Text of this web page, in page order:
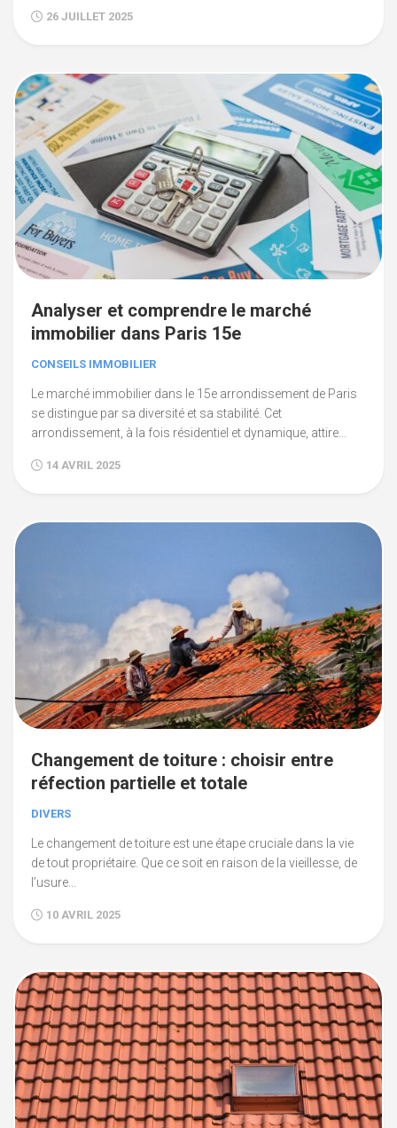
26 JUILLET 2025
Analyser et comprendre le marché
immobilier dans Paris 15e
CONSEILS IMMOBILIER
Le marché immobilier dans le 15e arrondissement de Paris
se distingue par sa diversité et sa stabilité. Cet
arrondissement, à la fois résidentiel et dynamique, attire...
14 AVRIL 2025
Changement de toiture : choisir entre
réfection partielle et totale
DIVERS
Le changement de toiture est une étape cruciale dans la vie
de tout propriétaire. Que ce soit en raison de la vieillesse, de
l’usure...
10 AVRIL 2025